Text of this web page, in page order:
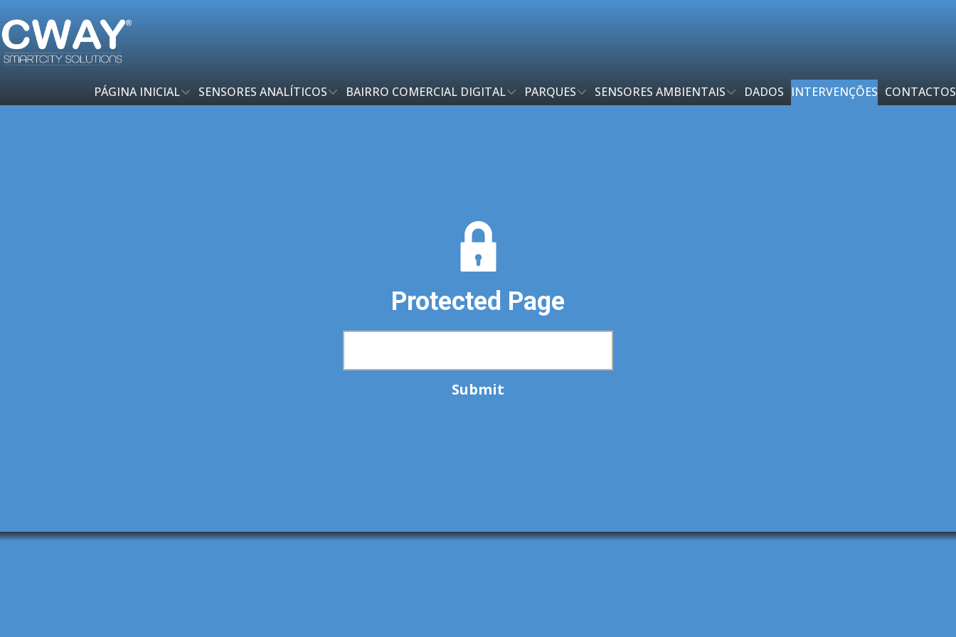
PÁGINA INICIAL SENSORES ANALÍTICOS BAIRRO COMERCIAL DIGITAL PARQUES SENSORES AMBIENTAIS DADOS INTERVENÇÕES CONTACTOS
Protected Page
Submit